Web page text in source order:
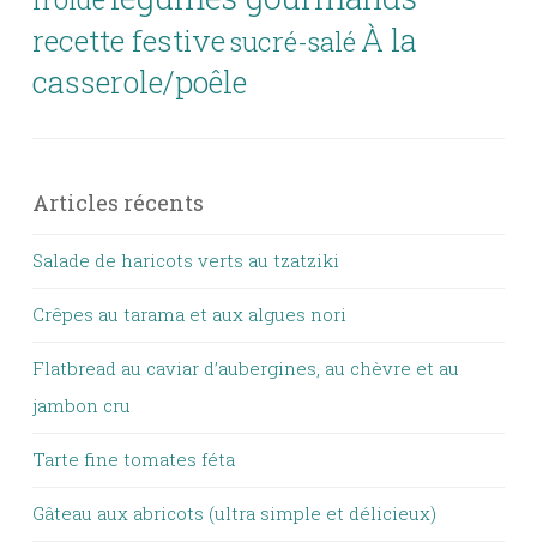
recette festivesucré-salé À la
casserole/poêle
Articles récents
Salade de haricots verts au tzatziki
Crêpes au tarama et aux algues nori
Flatbread au caviar d’aubergines, au chèvre et au
jambon cru
Tarte fine tomates féta
Gâteau aux abricots (ultra simple et délicieux)